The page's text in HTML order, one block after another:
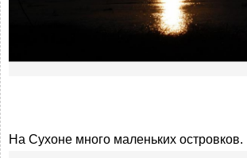
На Сухоне много маленьких островков.